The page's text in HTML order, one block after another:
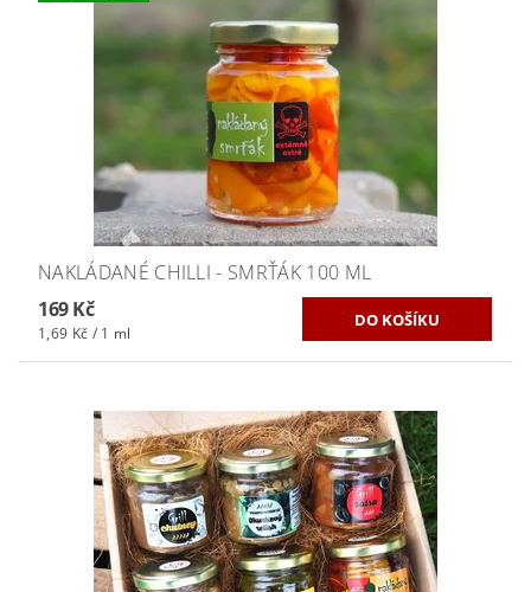
NAKLÁDANÉ CHILLI - SMRŤÁK 100 ML
169 Kč
1,69 Kč / 1 ml